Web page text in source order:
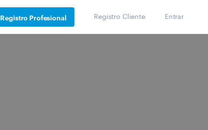
Registro Profesional Registro Cliente Entrar